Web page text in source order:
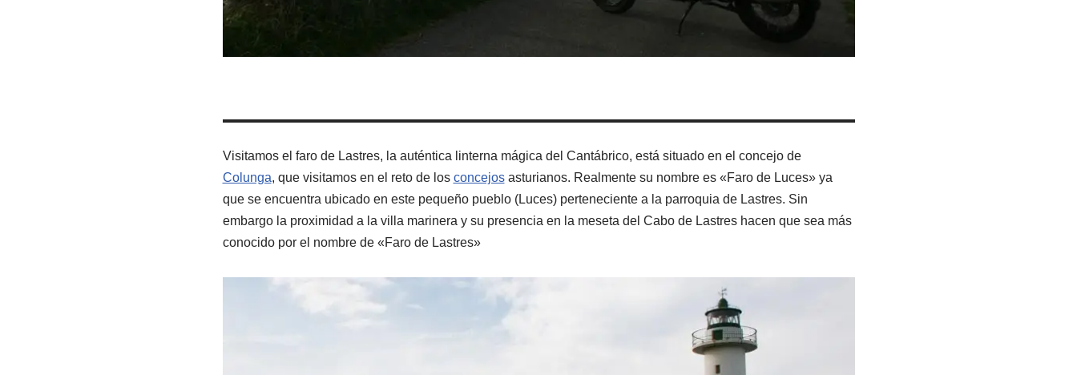
Visitamos el faro de Lastres, la auténtica linterna mágica del Cantábrico, está situado en el concejo de
Colunga, que visitamos en el reto de los concejosasturianos. Realmente su nombre es «Faro de Luces» ya
que se encuentra ubicado en este pequeño pueblo (Luces) perteneciente a la parroquia de Lastres. Sin
embargo la proximidad a la villa marinera y su presencia en la meseta del Cabo de Lastres hacen que sea más
conocido por el nombre de «Faro de Lastres»